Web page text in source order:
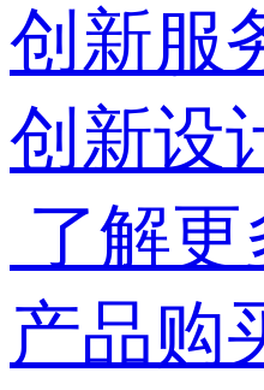
创新服
创新设
了解更
产品购